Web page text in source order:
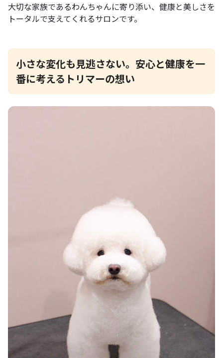
大切な家族であるわんちゃんに寄り添い、健康と美しさを
トータルで支えてくれるサロンです。
小さな変化も見逃さない。安心と健康を一
番に考えるトリマーの想い